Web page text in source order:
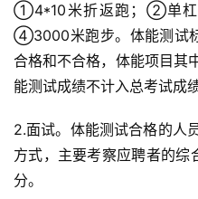
①4*10米折返跑；②单杠
④3000米跑步。体能测试
合格和不合格，体能项目其
能测试成绩不计入总考试成绩
2.面试。体能测试合格的人
方式，主要考察应聘者的综
分。